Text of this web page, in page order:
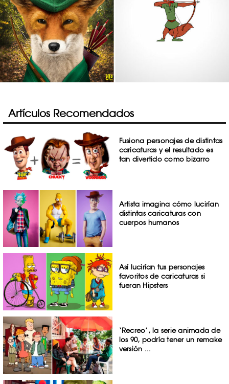
Artículos Recomendados
Fusiona personajes de distintas
caricaturas y el resultado es
tan divertido como bizarro
Artista imagina cómo lucirían
distintas caricaturas con
cuerpos humanos
Así lucirían tus personajes
favoritos de caricaturas si
fueran Hipsters
‘Recreo’, la serie animada de
los 90, podría tener un remake
versión ...